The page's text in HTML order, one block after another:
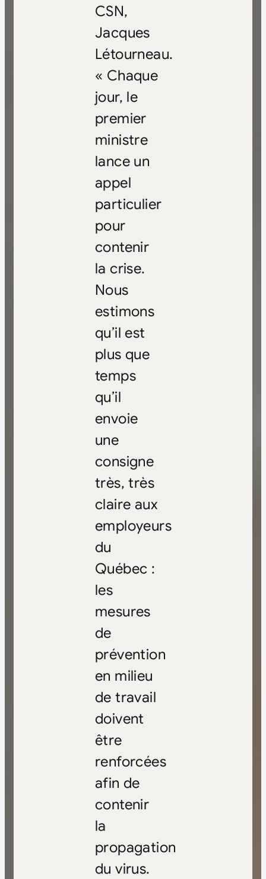
CSN,
Jacques
Létourneau.
« Chaque
jour, le
premier
ministre
lance un
appel
particulier
pour
contenir
la crise.
Nous
estimons
qu’il est
plus que
temps
qu’il
envoie
une
consigne
très, très
claire aux
employeurs
du
Québec :
les
mesures
de
prévention
en milieu
de travail
doivent
être
renforcées
afin de
contenir
la
propagation
du virus.